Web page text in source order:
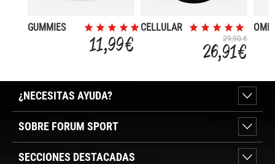
GUMMIES
11,99 €
CELLULAR
29,90 €
26,91 €
¿NECESITAS AYUDA?
SOBRE FORUM SPORT
SECCIONES DESTACADAS